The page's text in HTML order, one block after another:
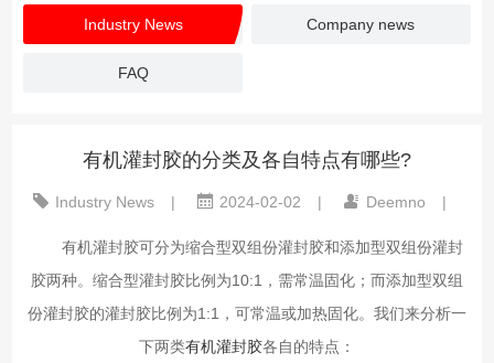
Industry News Company news
FAQ
有机灌封胶的分类及各自特点有哪些?
Industry News | 2024-02-02 | Deemno |
有机灌封胶可分为缩合型双组份灌封胶和添加型双组份灌封
胶两种。缩合型灌封胶比例为10:1，需常温固化；而添加型双组
份灌封胶的灌封胶比例为1:1，可常温或加热固化。我们来分析一
下两类有机灌封胶各自的特点：